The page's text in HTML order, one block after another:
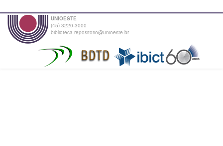
UNIOESTE
(45) 3220-3000
biblioteca.repositorio@unioeste.br